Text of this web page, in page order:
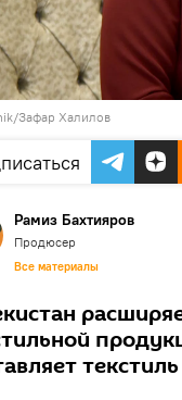
Зафар Халилов
Рамиз Бахтияров
Продюсер
Все материалы